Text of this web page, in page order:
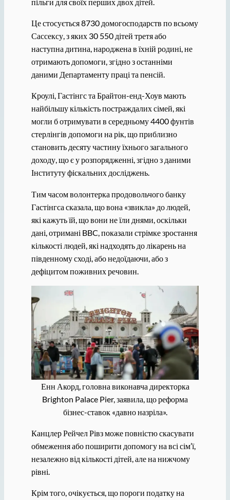
Це стосується 8730 домогосподарств по всьому
Сассексу, з яких 30 550 дітей третя або
наступна дитина, народжена в їхній родині, не
отримають допомоги, згідно з останніми
даними Департаменту праці та пенсій.
Кроулі, Гастінгс та Брайтон-енд-Хоув мають
найбільшу кількість постраждалих сімей, які
могли б отримувати в середньому 4400 фунтів
стерлінгів допомоги на рік, що приблизно
становить десяту частину їхнього загального
доходу, що є у розпорядженні, згідно з даними
Інституту фіскальних досліджень.
Тим часом волонтерка продовольчого банку
Гастінгса сказала, що вона «звикла» до людей,
які кажуть їй, що вони не їли днями, оскільки
дані, отримані BBC, показали стрімке зростання
кількості людей, які надходять до лікарень на
південному сході, або недоїдаючи, або з
дефіцитом поживних речовин.
Енн Акорд, головна виконавча директорка
Brighton Palace Pier, заявила, що реформа
бізнес-ставок «давно назріла».
Канцлер Рейчел Рівз може повністю скасувати
обмеження або поширити допомогу на всі сім’ї,
незалежно від кількості дітей, але на нижчому
рівні.
Крім того, очікується, що пороги податку на